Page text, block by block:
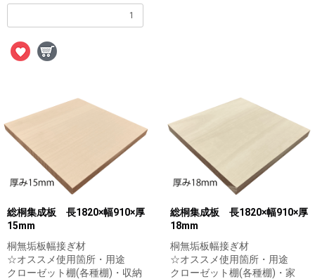
総桐集成板 長1820×幅910×厚
15mm
桐無垢板幅接ぎ材
☆オススメ使用箇所・用途
クローゼット棚(各種棚)・収納
総桐集成板 長1820×幅910×厚
18mm
桐無垢板幅接ぎ材
☆オススメ使用箇所・用途
クローゼット棚(各種棚)・家